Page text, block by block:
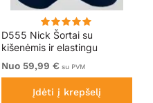
D555 Nick Šortai su
kišenėmis ir elastingu
juosmeniu Tamsiai mėlyni
Nuo 59,99 € su PVM
Įdėti į krepšelį